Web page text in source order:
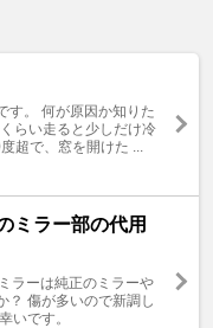
す。 何が原因か知りた
らい走ると少しだけ冷
超で、窓を開けた ...
ミラー部の代用
ラーは純正のミラーや
？ 傷が多いので新調し
いです。